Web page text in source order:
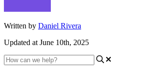
Written by Daniel Rivera
Updated at June 10th, 2025